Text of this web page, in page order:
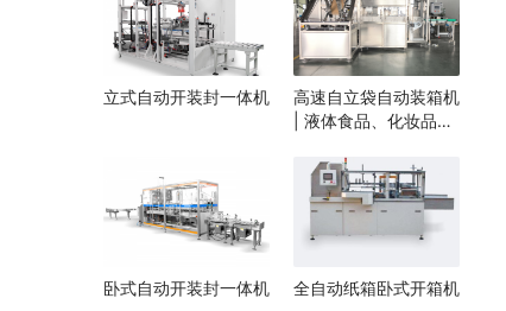
立式自动开装封一体机
高速自立袋自动装箱机
| 液体食品、化妆品自
能装箱解决方案
卧式自动开装封一体机 全自动纸箱卧式开箱机